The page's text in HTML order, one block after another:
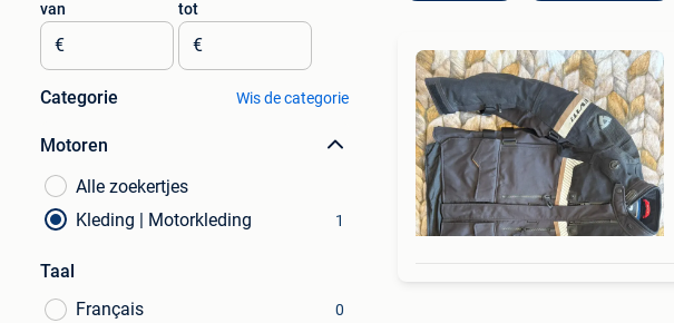
van
€
tot
€
Categorie Wis de categorie
Motoren
Alle zoekertjes
Kleding | Motorkleding
1
Taal
Français
0